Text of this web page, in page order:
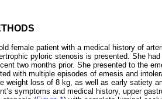
female patient with a medical history of
pyloric stenosis is presented. She
two months prior. She presented to the
with multiple episodes of emesis and
weight loss of 8 kg, as well as early satiety
symptoms and medical history, upper